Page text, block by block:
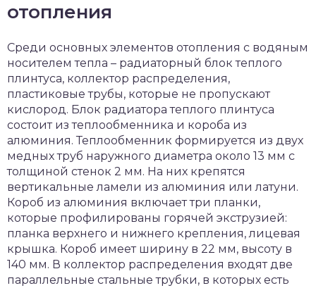
отопления
Среди основных элементов отопления с водяным
носителем тепла – радиаторный блок теплого
плинтуса, коллектор распределения,
пластиковые трубы, которые не пропускают
кислород. Блок радиатора теплого плинтуса
состоит из теплообменника и короба из
алюминия. Теплообменник формируется из двух
медных труб наружного диаметра около 13 мм с
толщиной стенок 2 мм. На них крепятся
вертикальные ламели из алюминия или латуни.
Короб из алюминия включает три планки,
которые профилированы горячей экструзией:
планка верхнего и нижнего крепления, лицевая
крышка. Короб имеет ширину в 22 мм, высоту в
140 мм. В коллектор распределения входят две
параллельные стальные трубки, в которых есть